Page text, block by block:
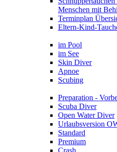
Menschen mit
Terminplan
Eltern-Kind-
im Pool
im See
Skin Diver
Apnoe
Scubing
Preparation -
Scuba Diver
Open Water Diver
Urlaubsversion
Standard
Premium
Crash